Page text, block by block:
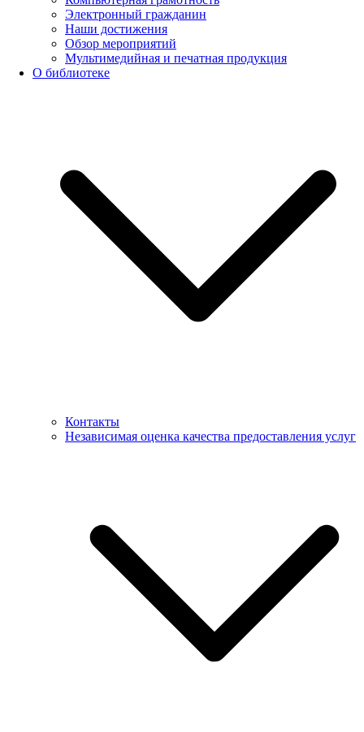
Электронный гражданин
Наши достижения
Обзор мероприятий
Мультимедийная и печатная продукция
О библиотеке
Контакты
Независимая оценка качества предоставления услуг